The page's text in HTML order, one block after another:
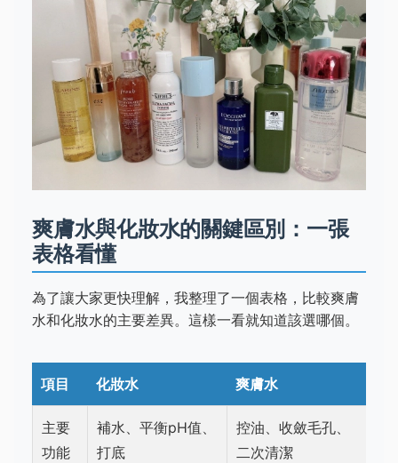
爽膚水與化妝水的關鍵區別：一張
表格看懂
為了讓大家更快理解，我整理了一個表格，比較爽膚
水和化妝水的主要差異。這樣一看就知道該選哪個。
項目 化妝水 爽膚水
主要
功能
補水、平衡pH值、
打底
控油、收斂毛孔、
二次清潔